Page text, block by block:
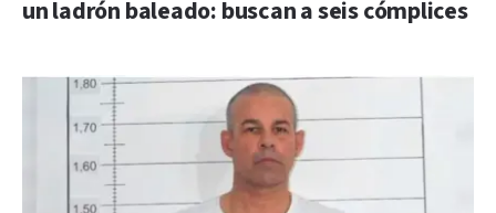
un ladrón baleado: buscan a seis cómplices